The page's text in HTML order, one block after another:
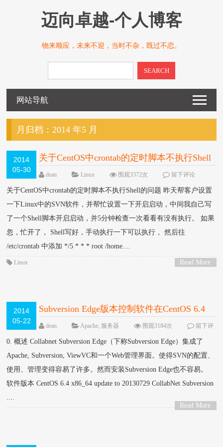
迈向卓越-个人博客
物来顺应，未来不迎，当时不杂，既过不恋。
SEARCH
网站导航
月归档：2014 年5 月
2014
05-30
关于CentOS中crontab的定时脚本不执行Shell
的问题
dean Linux 围观3372次 留下评论
关于CentOS中crontab的定时脚本不执行Shell的问题 昨天帮客户设置
一下Linux中的SVN软件，并帮忙设置一下开启启动，中间我自己写
了一个Shell脚本开启启动，并5分钟检查一次看看有没有执行。 如果
忽，忙开了， Shell写好，手动执行一下可以执行， 然后往
/etc/crontab 中添加 */5 * * * root /home....
Read More
Linux
2014
05-22
Subversion Edge版本控制软件在CentOS 6.4
64bit上的安装
dean Apache, 服务器 围观3184次
留下评
0. 概述 Collabnet Subversion Edge（下称Subversion Edge）集成了
Apache, Subversion, ViewVC和一个Web管理界面。使得SVN的配置、
使用、管理变得容易了许多。然而安装Subversion Edge也不容易。
软件版本 CentOS 6.4 x86_64 update to 20130729 CollabNet Subversion
....
Read More